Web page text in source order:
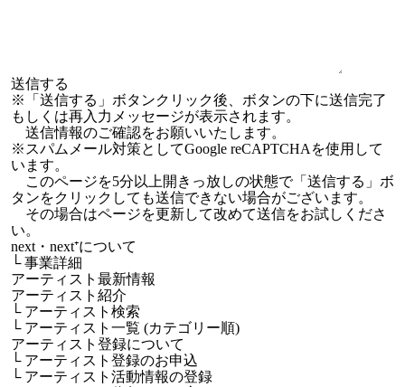
※「送信する」ボタンクリック後、ボタンの下に送信完了
もしくは再入力メッセージが表示されます。
送信情報のご確認をお願いいたします。
※スパムメール対策としてGoogle reCAPTCHAを使用して
います。
このページを5分以上開きっ放しの状態で「送信する」ボ
タンをクリックしても送信できない場合がございます。
その場合はページを更新して改めて送信をお試しくださ
い。
next・next⁺について
└事業詳細
アーティスト最新情報
アーティスト紹介
└ アーティスト検索
└ アーティスト一覧 (カテゴリー順)
アーティスト登録について
└ アーティスト登録のお申込
└ アーティスト活動情報の登録